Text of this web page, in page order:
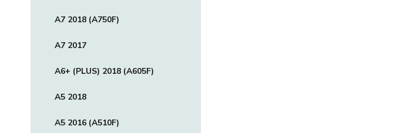
A7 2018 (A750F)
A7 2017
A6+ (PLUS) 2018 (A605F)
A5 2018
A5 2016 (A510F)